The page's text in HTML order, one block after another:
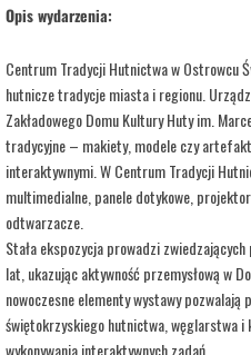
Opis wydarzenia:
Centrum Tradycji Hutnictwa w Ostrowcu
hutnicze tradycje miasta i regionu.
Zakładowego Domu Kultury Huty im.
tradycyjne – makiety, modele czy
interaktywnymi. W Centrum Tradycji
multimedialne, panele dotykowe,
odtwarzacze.
Stała ekspozycja prowadzi
lat, ukazując aktywność przemysłową w
nowoczesne elementy wystawy pozwalają
świętokrzyskiego hutnictwa, węglarstwa i
wykonywania interaktywnych zadań.